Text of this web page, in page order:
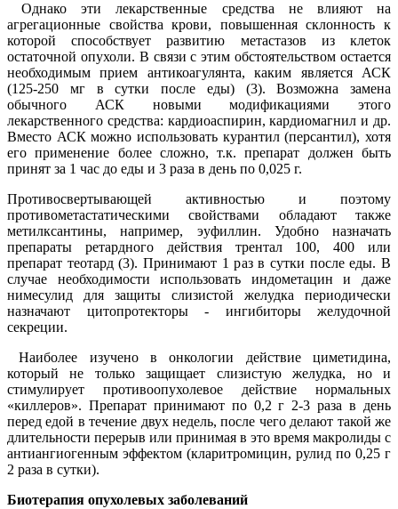
Однако эти лекарственные средства не влияют на
агрегационные свойства крови, повышенная склонность к
которой способствует развитию метастазов из клеток
остаточной опухоли. В связи с этим обстоятельством остается
необходимым прием антикоагулянта, каким является АСК
(125-250 мг в сутки после еды) (3). Возможна замена
обычного АСК новыми модификациями этого
лекарственного средства: кардиоаспирин, кардиомагнил и др.
Вместо АСК можно использовать курантил (персантил), хотя
его применение более сложно, т.к. препарат должен быть
принят за 1 час до еды и 3 раза в день по 0,025 г.
Противосвертывающей активностью и поэтому
противометастатическими свойствами обладают также
метилксантины, например, эуфиллин. Удобно назначать
препараты ретардного действия трентал 100, 400 или
препарат теотард (3). Принимают 1 раз в сутки после еды. В
случае необходимости использовать индометацин и даже
нимесулид для защиты слизистой желудка периодически
назначают цитопротекторы - ингибиторы желудочной
секреции.
Наиболее изучено в онкологии действие циметидина,
который не только защищает слизистую желудка, но и
стимулирует противоопухолевое действие нормальных
«киллеров». Препарат принимают по 0,2 г 2-3 раза в день
перед едой в течение двух недель, после чего делают такой же
длительности перерыв или принимая в это время макролиды с
антиангиогенным эффектом (кларитромицин, рулид по 0,25 г
2 раза в сутки).
Биотерапия опухолевых заболеваний